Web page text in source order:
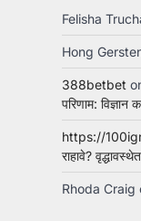
Felisha
Hong
388betbet
परिणाम: विज्ञान
https://
राहावे?
Rhoda Craig